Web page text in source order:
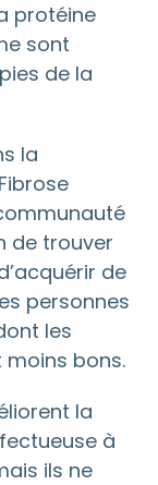
protéine
sont
de la
la
de trouver
de
personnes
les
bons.
la
à
ils ne